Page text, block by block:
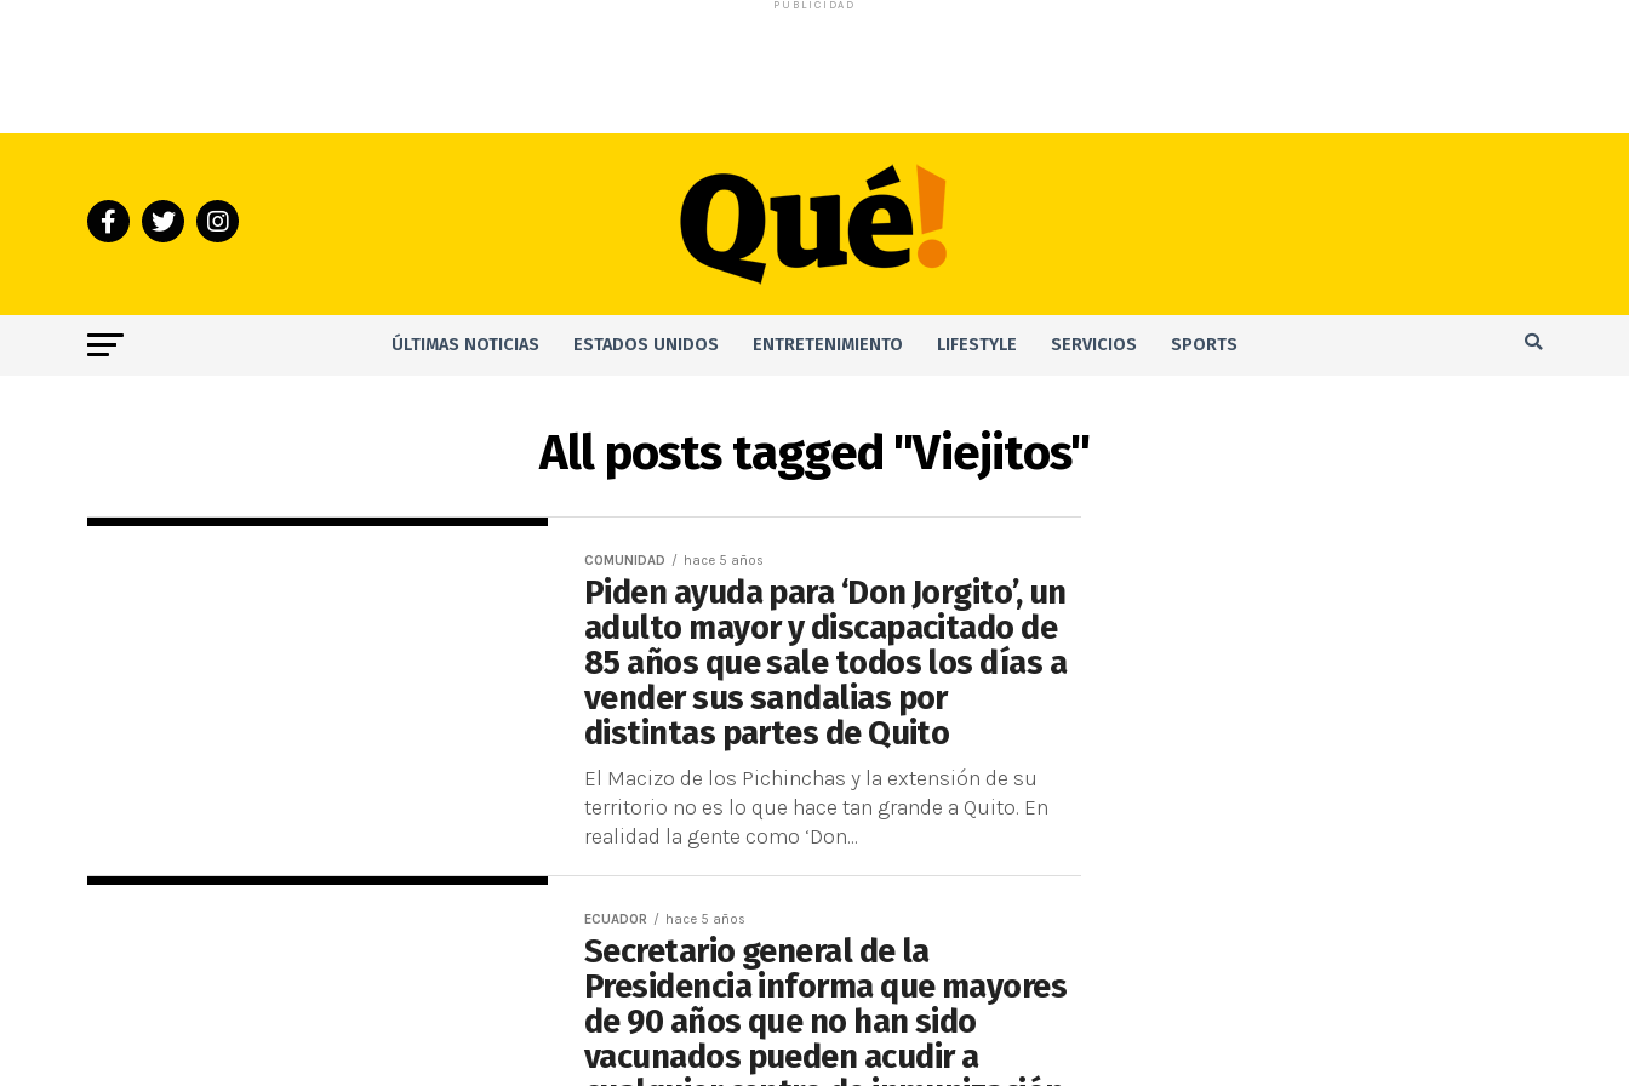
PUBLICIDAD
ÚLTIMAS NOTICIAS ESTADOS UNIDOS ENTRETENIMIENTO LIFESTYLE SERVICIOS SPORTS
All posts tagged "Viejitos"
COMUNIDAD hace 5 años
Piden ayuda para ‘Don Jorgito’, un
adulto mayor y discapacitado de
85 años que sale todos los días a
vender sus sandalias por
distintas partes de Quito
El Macizo de los Pichinchas y la extensión de su
territorio no es lo que hace tan grande a Quito. En
realidad la gente como ‘Don...
ECUADOR hace 5 años
Secretario general de la
Presidencia informa que mayores
de 90 años que no han sido
vacunados pueden acudir a